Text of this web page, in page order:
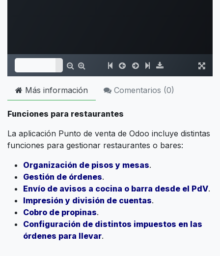
Más información Comentarios (0)
Funciones para restaurantes
La aplicación Punto de venta de Odoo incluye distintas
funciones para gestionar restaurantes o bares:
Organización de pisos y mesas.
Gestión de órdenes.
Envío de avisos a cocina o barra desde el PdV.
Impresión y división de cuentas.
Cobro de propinas.
Configuración de distintos impuestos en las
órdenes para llevar.